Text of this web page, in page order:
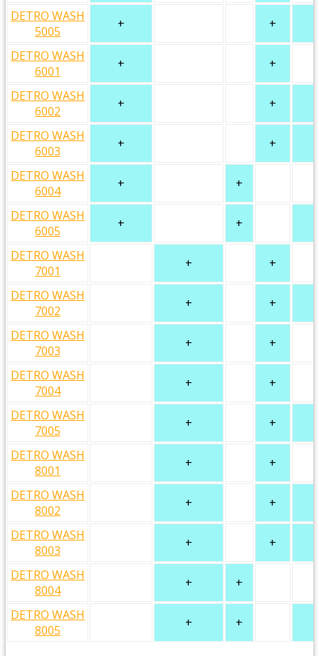
DETRO WASH
5005
+ +
DETRO WASH
6001
+ +
DETRO WASH
6002
+ +
DETRO WASH
6003
+ +
DETRO WASH
6004
+ +
DETRO WASH
6005
+ +
DETRO WASH
7001
+ +
DETRO WASH
7002
+ +
DETRO WASH
7003
+ +
DETRO WASH
7004
+ +
DETRO WASH
7005
+ +
DETRO WASH
8001
+ +
DETRO WASH
8002
+ +
DETRO WASH
8003
+ +
DETRO WASH
8004
+ +
DETRO WASH
8005
+ +